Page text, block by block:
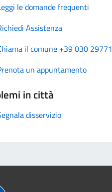
le domande frequenti
Assistenza
il comune +39 030 29771
un appuntamento
in città
disservizio